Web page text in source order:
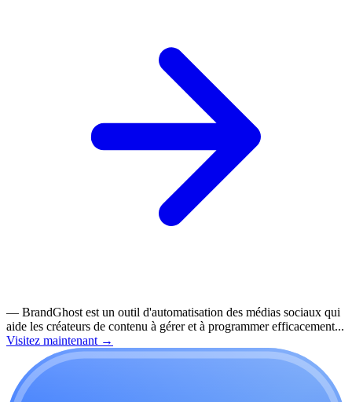
— BrandGhost est un outil d'automatisation des médias sociaux qui
aide les créateurs de contenu à gérer et à programmer efficacement...
Visitez maintenant →